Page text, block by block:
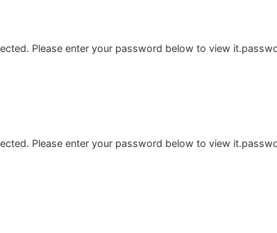
Please enter your password below to view
Please enter your password below to view